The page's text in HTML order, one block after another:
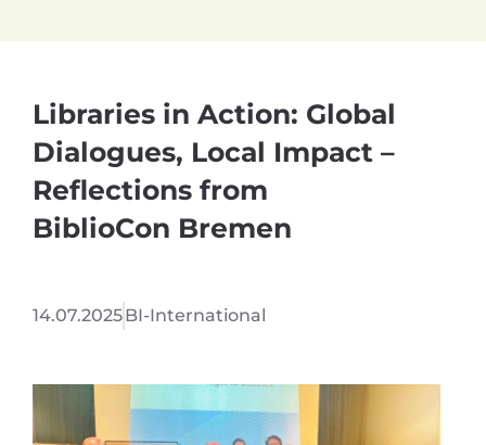
Libraries in Action: Global
Dialogues, Local Impact –
Reflections from
BiblioCon Bremen
14.07.2025BI-International